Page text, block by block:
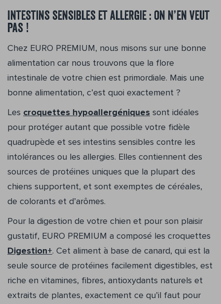
Intestins sensibles et allergie : on n’en veut
pas !
Chez EURO PREMIUM, nous misons sur une bonne
alimentation car nous trouvons que la flore
intestinale de votre chien est primordiale. Mais une
bonne alimentation, c’est quoi exactement ?
Les croquettes hypoallergéniques sont idéales
pour protéger autant que possible votre fidèle
quadrupède et ses intestins sensibles contre les
intolérances ou les allergies. Elles contiennent des
sources de protéines uniques que la plupart des
chiens supportent, et sont exemptes de céréales,
de colorants et d’arômes.
Pour la digestion de votre chien et pour son plaisir
gustatif, EURO PREMIUM a composé les croquettes
Digestion+. Cet aliment à base de canard, qui est la
seule source de protéines facilement digestibles, est
riche en vitamines, fibres, antioxydants naturels et
extraits de plantes, exactement ce qu’il faut pour